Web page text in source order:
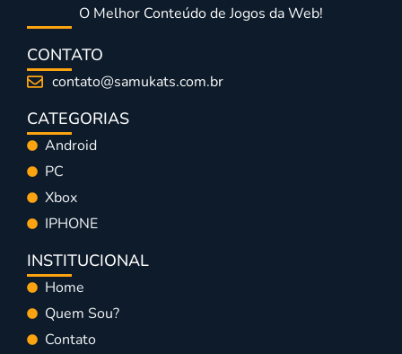
O Melhor Conteúdo de Jogos da Web!
CONTATO
contato@samukats.com.br
CATEGORIAS
Android
PC
Xbox
IPHONE
INSTITUCIONAL
Home
Quem Sou?
Contato